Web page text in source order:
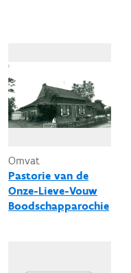
Omvat
Pastorie van de
Onze-Lieve-Vouw
Boodschapparochie